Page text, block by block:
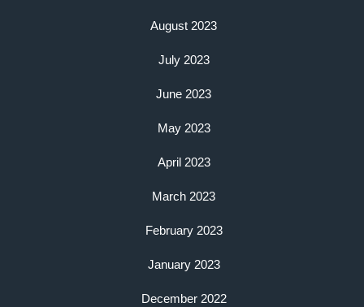
August 2023
July 2023
June 2023
May 2023
April 2023
March 2023
February 2023
January 2023
December 2022